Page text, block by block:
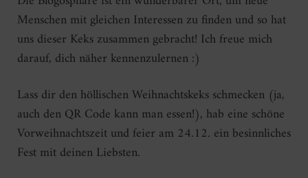
Menschen mit gleichen Interessen zu finden und so hat
uns dieser Keks zusammen gebracht! Ich freue mich
darauf, dich näher kennenzulernen :)
Lass dir den höllischen Weihnachtskeks schmecken (ja,
auch den QR Code kann man essen!), hab eine schöne
Vorweihnachtszeit und feier am 24.12. ein besinnliches
Fest mit deinen Liebsten.